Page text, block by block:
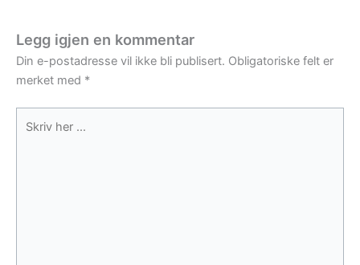
Legg igjen en kommentar
Din e-postadresse vil ikke bli publisert. Obligatoriske felt er
merket med *
her